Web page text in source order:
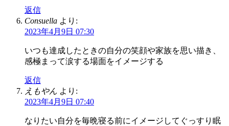
返信
Consuella より:
2023年4月9日 07:30
いつも達成したときの自分の笑顔や家族を思い描き、
感極まって涙する場面をイメージする
返信
えもやん より:
2023年4月9日 07:40
なりたい自分を毎晩寝る前にイメージしてぐっすり眠